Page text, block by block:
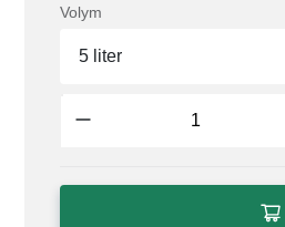
Volym
5 liter